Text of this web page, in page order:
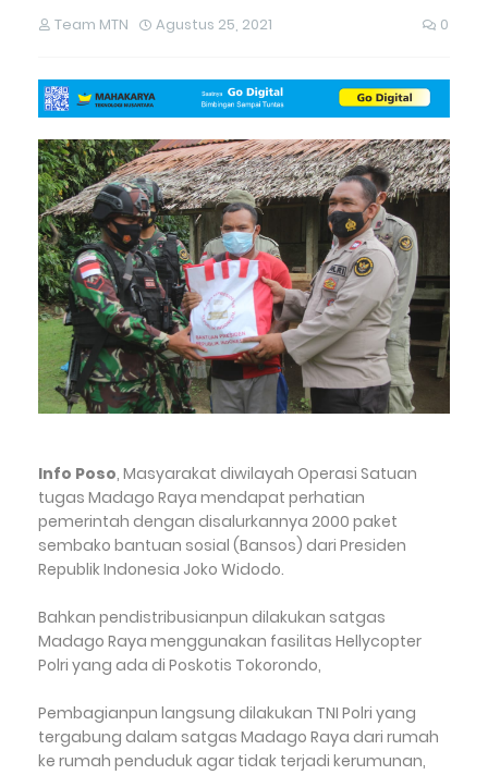
Team MTN Agustus 25, 2021 0
Info Poso, Masyarakat diwilayah Operasi Satuan
tugas Madago Raya mendapat perhatian
pemerintah dengan disalurkannya 2000 paket
sembako bantuan sosial (Bansos) dari Presiden
Republik Indonesia Joko Widodo.
Bahkan pendistribusianpun dilakukan satgas
Madago Raya menggunakan fasilitas Hellycopter
Polri yang ada di Poskotis Tokorondo,
Pembagianpun langsung dilakukan TNI Polri yang
tergabung dalam satgas Madago Raya dari rumah
ke rumah penduduk agar tidak terjadi kerumunan,